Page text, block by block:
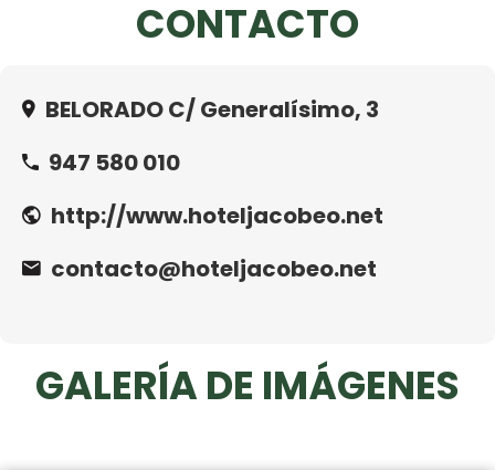
CONTACTO
BELORADO C/ Generalísimo, 3
947 580 010
http://www.hoteljacobeo.net
contacto@hoteljacobeo.net
GALERÍA DE IMÁGENES